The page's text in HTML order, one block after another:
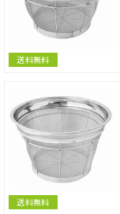
送料無料
送料無料